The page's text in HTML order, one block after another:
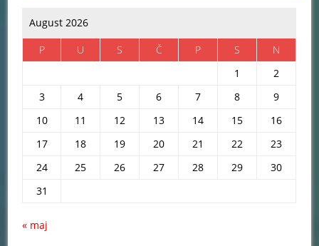
August 2026
P
U S Č P S
N
1
2
3
4 5 6 7 8
9
10
11 12 13 14 15
16
17
18 19 20 21 22
23
24
25 26 27 28 29
30
31
« maj